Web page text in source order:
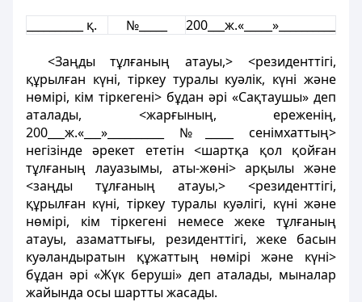
__________ қ. №_____ 200___ж.«_____»__________
<Заңды тұлғаның атауы,> <резиденттiгi,
құрылған күнi, тiркеу туралы куәлiк, күнi және
нөмiрi, кiм тiркегенi> бұдан әрi «Сақтаушы» деп
аталады, <жарғының, ереженiң,
200___ж.«___»__________ №_____ сенiмхаттың>
негiзiнде әрекет ететiн <шартқа қол қойған
тұлғаның лауазымы, аты-жөнi> арқылы және
<заңды тұлғаның атауы,> <резиденттiгi,
құрылған күнi, тiркеу туралы куәлiгi, күнi және
нөмiрi, кiм тiркегенi немесе жеке тұлғаның
атауы, азаматтығы, резиденттiгi, жеке басын
куәландыратын құжаттың нөмiрi және күнi>
бұдан әрi «Жүк берушi» деп аталады, мыналар
жайында осы шартты жасады.